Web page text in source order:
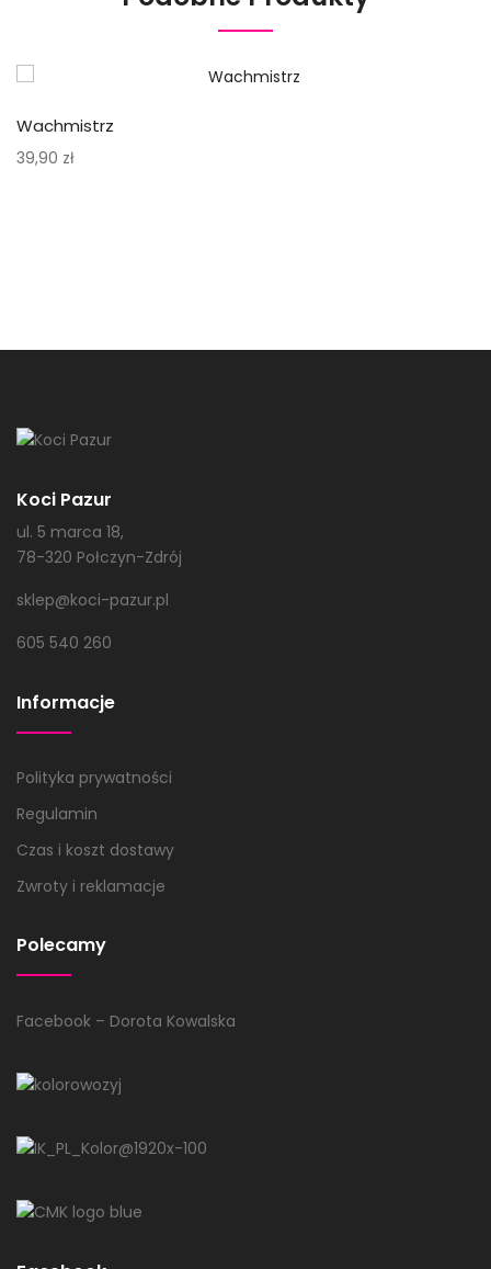
Wachmistrz
39,90 zł
Koci Pazur
ul. 5 marca 18,
78-320 Połczyn-Zdrój
sklep@koci-pazur.pl
605 540 260
Informacje
Polityka prywatności
Regulamin
Czas i koszt dostawy
Zwroty i reklamacje
Polecamy
Facebook – Dorota Kowalska